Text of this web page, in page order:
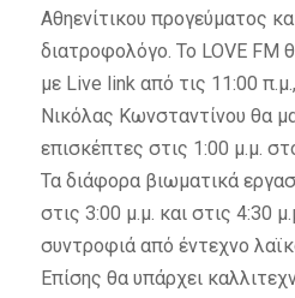
Αθηενίτικου προγεύματος
διατροφολόγο. Το LOVE FM
με Live link από τις 11:00
Νικόλας Κωνσταντίνου θα
επισκέπτες στις 1:00 μ.μ.
Τα διάφορα βιωματικά
στις 3:00 μ.μ. και στις 4:30
συντροφιά από έντεχνο
Επίσης θα υπάρχει